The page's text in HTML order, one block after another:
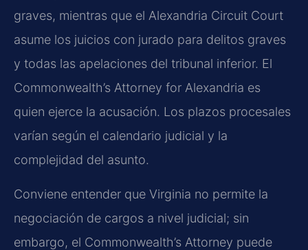
graves, mientras que el Alexandria Circuit Court
asume los juicios con jurado para delitos graves
y todas las apelaciones del tribunal inferior. El
Commonwealth’s Attorney for Alexandria es
quien ejerce la acusación. Los plazos procesales
varían según el calendario judicial y la
complejidad del asunto.
Conviene entender que Virginia no permite la
negociación de cargos a nivel judicial; sin
embargo, el Commonwealth’s Attorney puede